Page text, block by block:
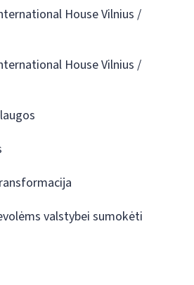
House Vilnius /
House Vilnius /
valstybei sumokėti